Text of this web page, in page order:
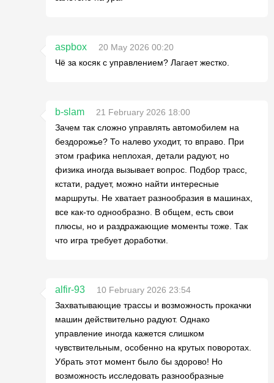
aspbox
20 May 2026 00:20
Чё за косяк с управлением? Лагает жестко.
b-slam
21 February 2026 18:00
Зачем так сложно управлять автомобилем на
бездорожье? То налево уходит, то вправо. При
этом графика неплохая, детали радуют, но
физика иногда вызывает вопрос. Подбор трасс,
кстати, радует, можно найти интересные
маршруты. Не хватает разнообразия в машинах,
все как-то однообразно. В общем, есть свои
плюсы, но и раздражающие моменты тоже. Так
что игра требует доработки.
alfir-93
10 February 2026 23:54
Захватывающие трассы и возможность прокачки
машин действительно радуют. Однако
управление иногда кажется слишком
чувствительным, особенно на крутых поворотах.
Убрать этот момент было бы здорово! Но
возможность исследовать разнообразные